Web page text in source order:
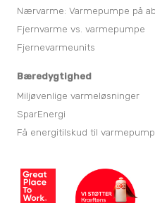
Nærvarme: Varmepumpe på
Fjernvarme vs. varmepumpe
Fjernevarmeunits
Bæredygtighed
Miljøvenlige varmeløsninger
SparEnergi
Få energitilskud til